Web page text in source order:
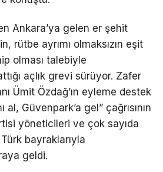
Ankara’ya gelen er şehit
rütbe ayrımı olmaksızın eşit
olması talebiyle
açlık grevi sürüyor. Zafer
Ümit Özdağ’ın eyleme destek
al, Güvenpark’a gel” çağrısının
yöneticileri ve çok sayıda
bayraklarıyla
geldi.